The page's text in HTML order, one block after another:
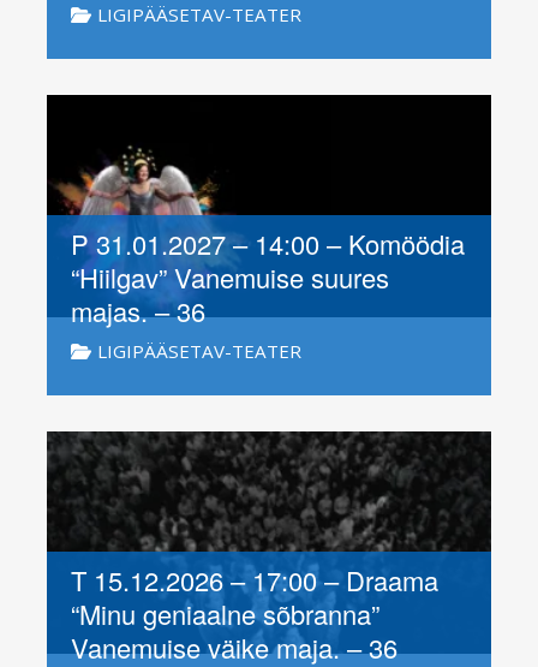
LIGIPÄÄSETAV-TEATER
P 31.01.2027 – 14:00 – Komöödia
“Hiilgav” Vanemuise suures
majas. – 36
LIGIPÄÄSETAV-TEATER
T 15.12.2026 – 17:00 – Draama
“Minu geniaalne sõbranna”
Vanemuise väike maja. – 36